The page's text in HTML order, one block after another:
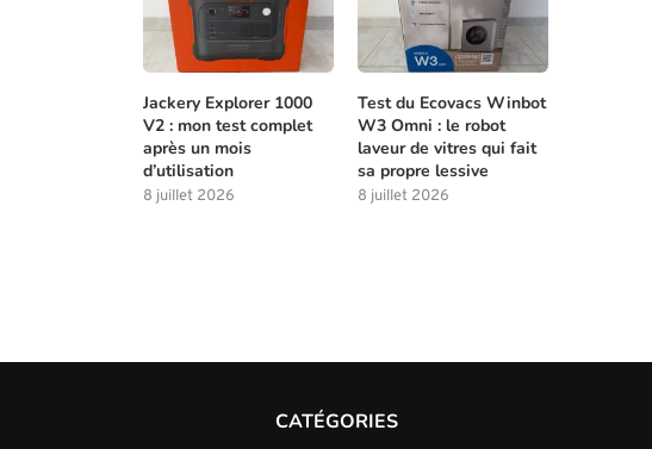
Jackery Explorer 1000
V2 : mon test complet
après un mois
d’utilisation
8 juillet 2026
Test du Ecovacs Winbot
W3 Omni : le robot
laveur de vitres qui fait
sa propre lessive
8 juillet 2026
CATÉGORIES